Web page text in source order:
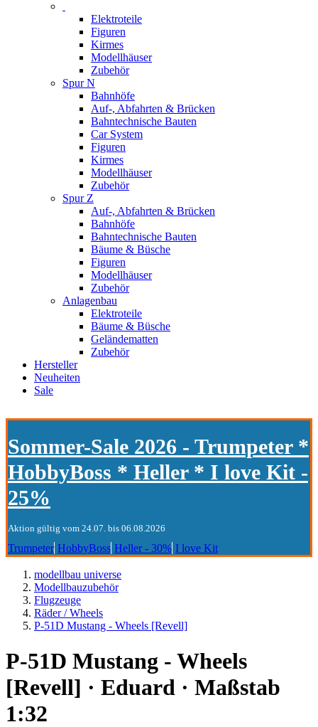
Elektroteile
Figuren
Kirmes
Modellhäuser
Zubehör
Spur N
Bahnhöfe
Auf-, Abfahrten & Brücken
Bahntechnische Bauten
Car System
Figuren
Kirmes
Modellhäuser
Zubehör
Spur Z
Auf-, Abfahrten & Brücken
Bahnhöfe
Bahntechnische Bauten
Bäume & Büsche
Figuren
Modellhäuser
Zubehör
Anlagenbau
Elektroteile
Bäume & Büsche
Geländematten
Zubehör
Hersteller
Neuheiten
Sale
Sommer-Sale 2026 - Trumpeter *
HobbyBoss * Heller * I love Kit -
25%
Aktion gültig vom 24.07. bis 06.08.2026
Trumpeter HobbyBoss Heller - 30% I love Kit
modellbau universe
Modellbauzubehör
Flugzeuge
Räder / Wheels
P-51D Mustang - Wheels [Revell]
P-51D Mustang - Wheels
[Revell] · Eduard · Maßstab
1:32